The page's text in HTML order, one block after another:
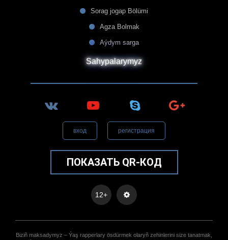
Sorag jogap Bölümi
Agza Bolmak
Aýdym sarga
Sahypalarymyz
вход регистрация
ПОКАЗАТЬ QR-КОД
12+
Biziñ maksadymyz – Ýaş rapperlary ösdürmek olaryñ zehinlerini size tanatmak,